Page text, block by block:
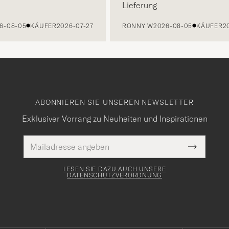
05 KÄUFER 2026-07-27
Lieferung
RONNY W2026-08-05 KÄUFER
ABONNIEREN SIE UNSEREN NEWSLETTER
Exklusiver Vorrang zu Neuheiten und Inspirationen
Mail
Adresse
Pflichtfeld
Submit
Newsletter
LESEN SIE DAZU AUCH UNSERE
DATENSCHUTZVERORDNUNG